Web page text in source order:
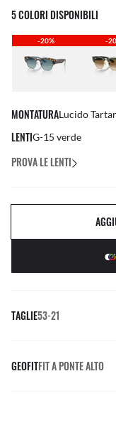
5 COLORI DISPONIBILI
-20% -
MONTATURALucido
LENTIG-15 verde
PROVA LE LENTI
TAGLIE53-21
GEOFITFIT A PONTE ALTO